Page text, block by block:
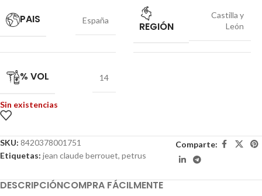
PAIS España REGIÓN
Castilla y
León
% VOL 14
Sin existencias
SKU: 8420378001751
Etiquetas: jean claude berrouet, petrus
Comparte:
DESCRIPCIÓNCOMPRA FÁCILMENTE